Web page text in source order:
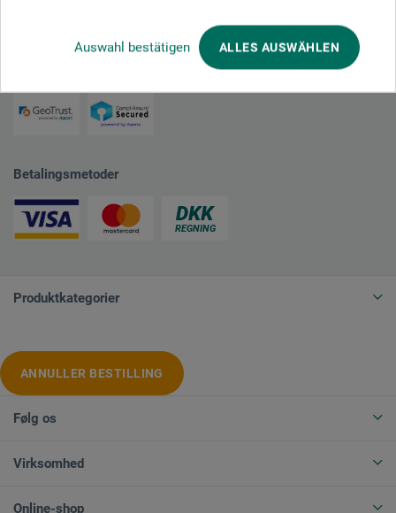
Auswahl bestätigen ALLES AUSWÄHLEN
Betalingsmetoder
Produktkategorier
ANNULLER BESTILLING
Følg os
Virksomhed
Online-shop